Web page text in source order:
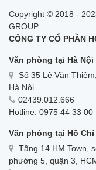
Copyright © 2018 -
GROUP
CÔNG TY CỔ PHẦN
Văn phòng tại Hà Nội
Số 35 Lê Văn
Hà Nội
02439.012.666
Hotline: 0975 44 33 00
Văn phòng tại Hồ Chí
Tầng 14 HM Town,
phường 5, quận 3,